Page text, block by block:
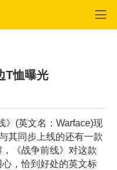
T恤曝光
(英文名：Warface)现
其同步上线的还有一款
《战争前线》对这款
，恰到好处的英文标